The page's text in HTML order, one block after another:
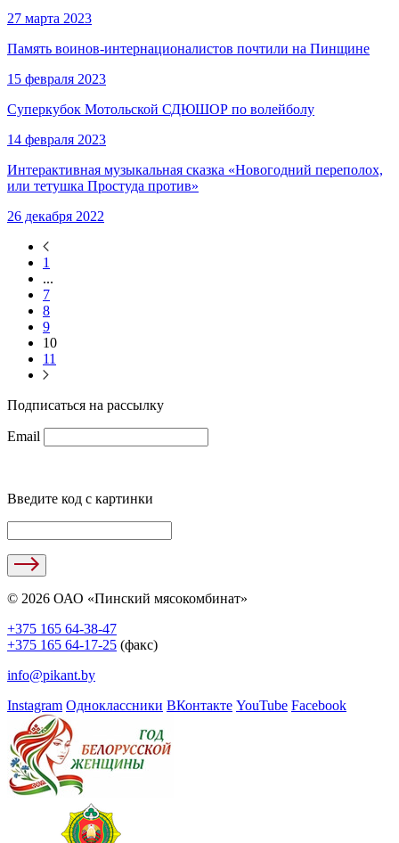
27 марта 2023
Память воинов-интернационалистов почтили на Пинщине
15 февраля 2023
Суперкубок Мотольской СДЮШОР по волейболу
14 февраля 2023
Интерактивная музыкальная сказка «Новогодний переполох,
или тетушка Простуда против»
26 декабря 2022
1
...
7
8
9
10
11
Подписаться на рассылку
Email
Введите код с картинки
© 2026 ОАО «Пинский мясокомбинат»
+375 165 64-38-47
+375 165 64-17-25 (факс)
info@pikant.by
Instagram Одноклассники ВКонтакте YouTube Facebook